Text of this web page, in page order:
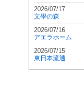
2026/07/17
文學の森
2026/07/16
アエラホーム
2026/07/15
東日本流通